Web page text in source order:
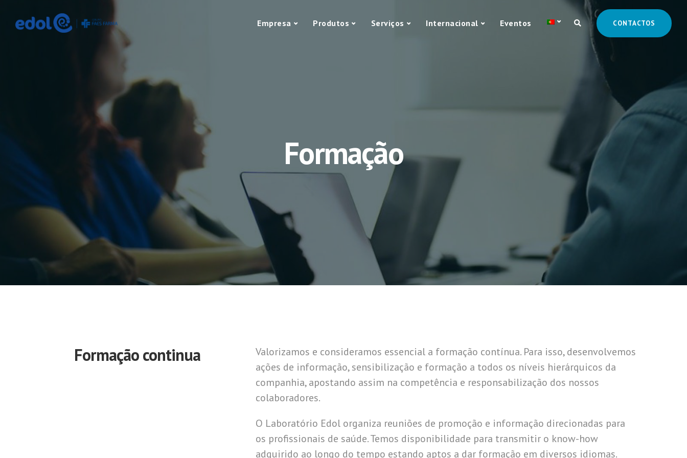
Empresa Produtos Serviços Internacional Eventos CONTACTOS
Formação
Formação continua
Valorizamos e consideramos essencial a formação contínua. Para isso, desenvolvemos
ações de informação, sensibilização e formação a todos os níveis hierárquicos da
companhia, apostando assim na competência e responsabilização dos nossos
colaboradores.
O Laboratório Edol organiza reuniões de promoção e informação direcionadas para
os profissionais de saúde. Temos disponibilidade para transmitir o know-how
adquirido ao longo do tempo estando aptos a dar formação em diversos idiomas.